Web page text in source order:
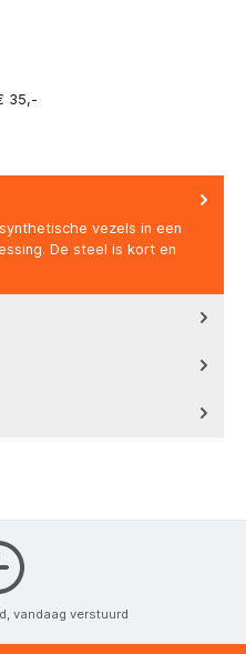
35,-
vezels in een
De steel is kort en
vandaag verstuurd